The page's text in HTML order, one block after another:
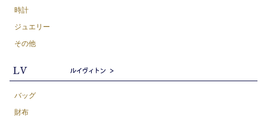
時計
ジュエリー
その他
バッグ
財布